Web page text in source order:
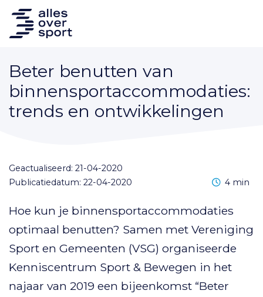
Beter benutten van
binnensportaccommodaties:
trends en ontwikkelingen
Geactualiseerd: 21-04-2020
Publicatiedatum: 22-04-2020
Leestijd
4 min
Hoe kun je binnensportaccommodaties
optimaal benutten? Samen met Vereniging
Sport en Gemeenten (VSG) organiseerde
Kenniscentrum Sport & Bewegen in het
najaar van 2019 een bijeenkomst “Beter